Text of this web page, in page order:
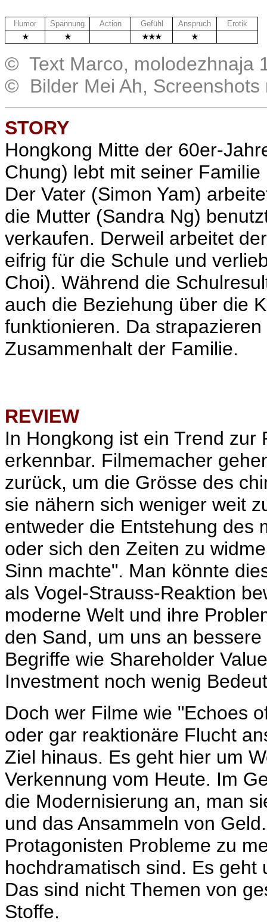
Humor Spannung Action Gefühl Anspruch
Erotik
© Text Marco, molodezhnaja
© Bilder Mei Ah, Screenshots
STORY
Hongkong Mitte der 60er-
Chung) lebt mit seiner
Der Vater (Simon Yam)
die Mutter (Sandra Ng)
verkaufen. Derweil arbeitet
eifrig für die Schule und
Choi). Während die
auch die Beziehung über die
funktionieren. Da
Zusammenhalt der Familie.
REVIEW
In Hongkong ist ein Trend
erkennbar. Filmemacher
zurück, um die Grösse des
sie nähern sich weniger weit
entweder die Entstehung des
oder sich den Zeiten zu
Sinn machte". Man könnte
als Vogel-Strauss-Reaktion
moderne Welt und ihre
den Sand, um uns an
Begriffe wie Shareholder
Investment noch wenig
Doch wer Filme wie "Echoes
oder gar reaktionäre Flucht
Ziel hinaus. Es geht hier um
Verkennung vom Heute. Im
die Modernisierung an, man
und das Ansammeln von
Protagonisten Probleme zu
hochdramatisch sind. Es geht
Das sind nicht Themen von
Stoffe.